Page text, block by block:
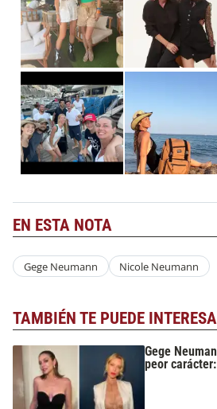
EN ESTA NOTA
Gege Neumann Nicole Neumann
TAMBIÉN TE PUEDE
Gege
peor